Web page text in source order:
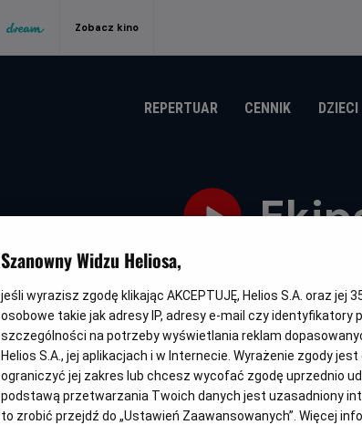
Zobacz kino
REPERTUAR CENNIK DZIECI
OBSERWUJ
DUBBING
Szanowny Widzu Heliosa,
jeśli wyrazisz zgodę klikając AKCEPTUJĘ, Helios S.A. oraz jej
osobowe takie jak adresy IP, adresy e-mail czy identyfikatory
szczególności na potrzeby wyświetlania reklam
Helios S.A., jej aplikacjach i w Internecie. Wyrażenie zgody
ograniczyć jej zakres lub chcesz wycofać zgodę uprzednio
podstawą przetwarzania Twoich danych jest uzasadniony
to zrobić przejdź do „Ustawień Zaawansowanych”. Więcej